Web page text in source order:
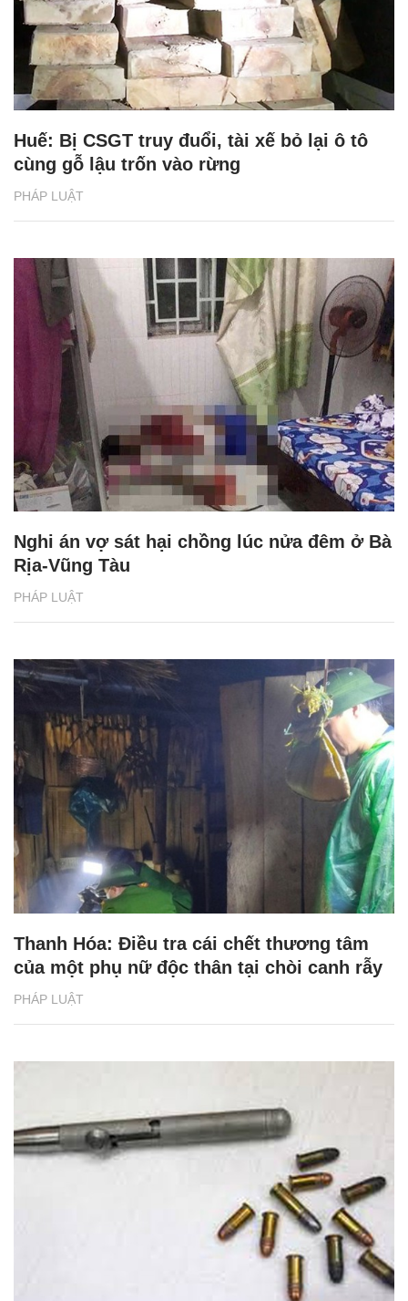
PHÁP LUẬT
Huế: Bị CSGT truy đuổi, tài xế bỏ lại ô tô
cùng gỗ lậu trốn vào rừng
PHÁP LUẬT
Nghi án vợ sát hại chồng lúc nửa đêm ở Bà
Rịa-Vũng Tàu
PHÁP LUẬT
Thanh Hóa: Điều tra cái chết thương tâm
của một phụ nữ độc thân tại chòi canh rẫy